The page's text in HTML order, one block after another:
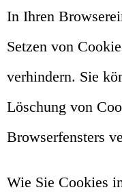
In Ihren
Setzen von
verhindern. Sie
Löschung von
Browserfensters
Wie Sie Cookies